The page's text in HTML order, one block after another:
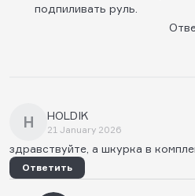
подпиливать руль.
H HOLDIK
21 January 2026
здравствуйте, а шкурка в
Ответить